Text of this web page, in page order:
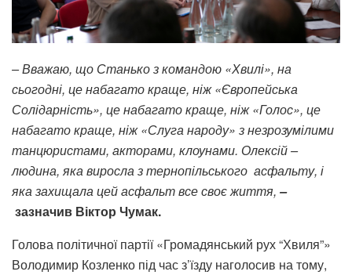
– Вважаю, що Станько з командою «Хвилі», на
сьогодні, це набагато краще, ніж «Європейська
Солідарність», це набагато краще, ніж «Голос», це
набагато краще, ніж «Слуга народу» з незрозумілими
танцюристами, акторами, клоунами. Олексій –
людина, яка виросла з тернопільського асфальту, і
яка захищала цей асфальт все своє життя, –
зазначив Віктор Чумак.
Голова політичної партії «Громадянський рух “Хвиля”»
Володимир Козленко під час з’їзду наголосив на тому,